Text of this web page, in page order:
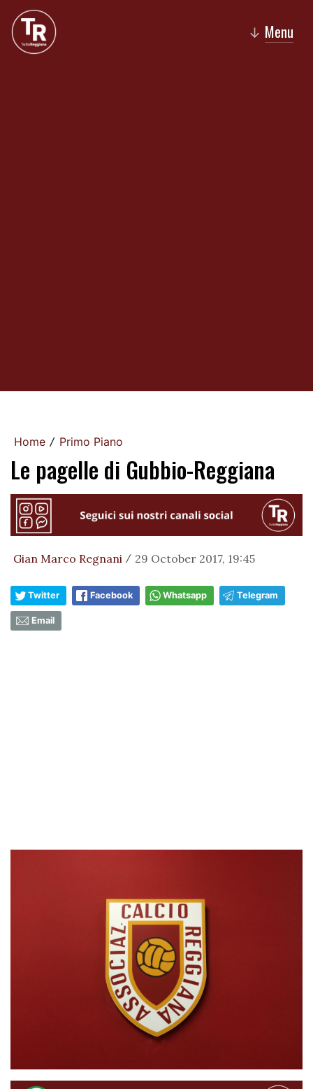
↓ Menu
Home / Primo Piano
Le pagelle di Gubbio-Reggiana
Gian Marco Regnani / 29 October 2017, 19:45
Twitter Facebook Whatsapp Telegram
Email